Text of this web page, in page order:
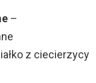
–
z ciecierzycy